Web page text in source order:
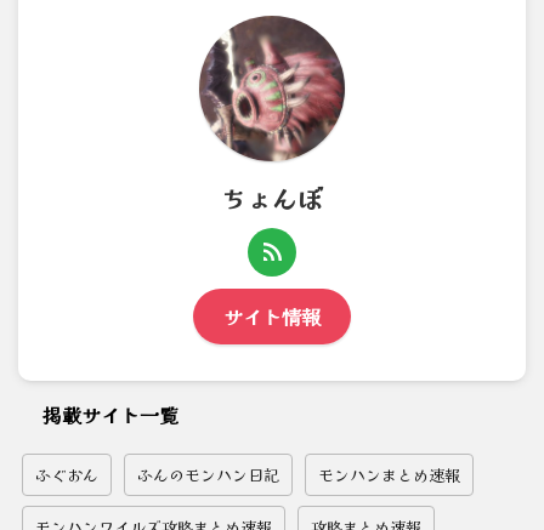
ちょんぼ
サイト情報
掲載サイト一覧
ふぐおん ふんのモンハン日記 モンハンまとめ速報